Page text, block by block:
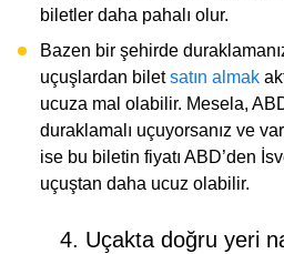
biletler daha pahalı olur.
Bazen bir şehirde
uçuşlardan biletsatın almak
ucuza mal olabilir. Mesela,
duraklamalı uçuyorsanız ve
ise bu biletin fiyatı ABD’den
uçuştan daha ucuz olabilir.
4. Uçakta doğru yeri